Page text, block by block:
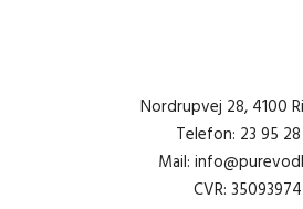
Nordrupvej 28, 4100
Telefon: 23 95 28
Mail:
CVR: 35093974